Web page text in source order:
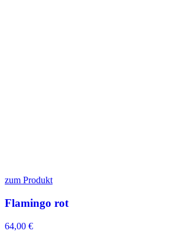
zum Produkt
Flamingo rot
64,00 €